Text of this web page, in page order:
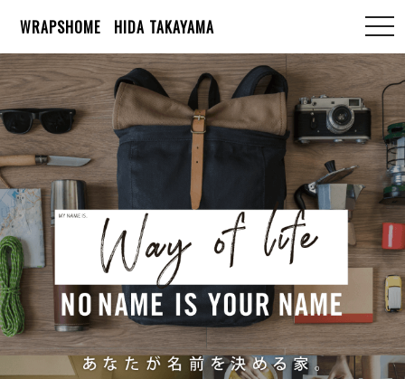
WRAPSHOME HIDA TAKAYAMA